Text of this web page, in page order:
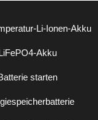
Li-Ionen-Akku
Akku
starten